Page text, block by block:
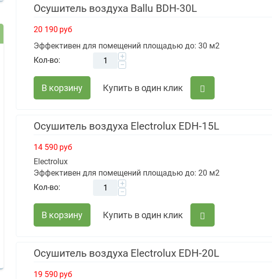
Осушитель воздуха Ballu BDH-30L
20 190 руб
Эффективен для помещений площадью до: 30 м2
Кол-во:
+
−
В корзину Купить в один клик
Осушитель воздуха Electrolux EDH-15L
14 590 руб
Electrolux
Эффективен для помещений площадью до: 20 м2
Кол-во:
+
−
В корзину Купить в один клик
Осушитель воздуха Electrolux EDH-20L
19 590 руб